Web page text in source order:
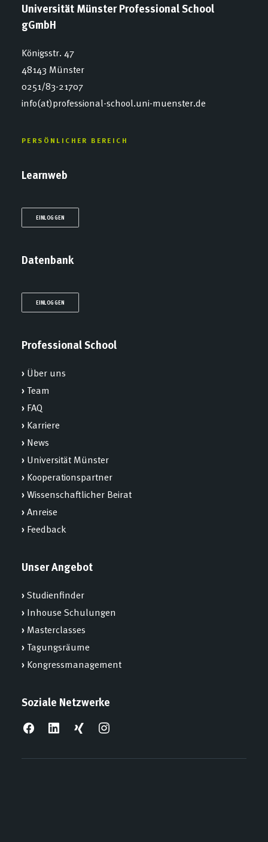
Universität Münster Professional School
gGmbH
Königsstr. 47
48143 Münster
0251/83-21707
info(at)professional-school.uni-muenster.de
PERSÖNLICHER BEREICH
Learnweb
EINLOGGEN
Datenbank
EINLOGGEN
Professional School
› Über uns
› Team
› FAQ
› Karriere
› News
› Universität Münster
› Kooperationspartner
›Wissenschaftlicher Beirat
›Anreise
› Feedback
Unser Angebot
›Studienfinder
› Inhouse Schulungen
› Masterclasses
› Tagungsräume
› Kongressmanagement
Soziale Netzwerke